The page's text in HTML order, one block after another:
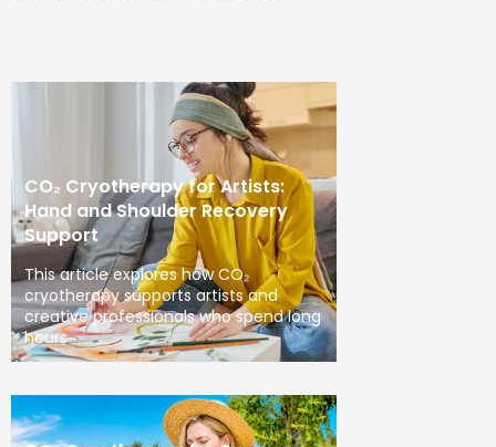
CO₂ Cryotherapy for Artists:
Hand and Shoulder Recovery
Support
This article explores how CO₂
cryotherapy supports artists and
creative professionals who spend long
hours